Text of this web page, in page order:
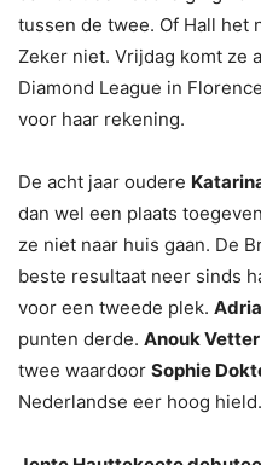
tussen de twee. Of Hall het
Zeker niet. Vrijdag komt ze
Diamond League in
voor haar rekening.
De acht jaar oudere
dan wel een plaats
ze niet naar huis gaan. De
beste resultaat neer sinds
voor een tweede plek.
punten derde. Anouk Vetter
twee waardoor Sophie
Nederlandse eer hoog hield.